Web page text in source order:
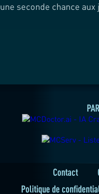
une seconde chance
Contact
Politique de